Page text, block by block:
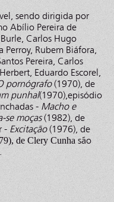
sendo dirigida por
Abílio Pereira de
Carlos Hugo
Perroy, Rubem Biáfora,
Pereira, Carlos
Eduardo Escorel,
pornógrafo(1970), de
punhal(1970),episódio
- Macho e
se moças(1982), de
- Excitação(1976), de
de Clery Cunhasão